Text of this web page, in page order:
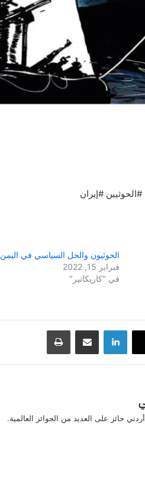
#إيران
الحوثيون والحل السياسي في اليمن
فبراير 15, 2022
في "كاريكاتير"
لينكدإن مشاركة عبر البريد طباعة
حائز على العديد من الجوائز العالمية.